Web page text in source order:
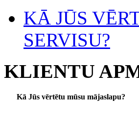
KĀ JŪS
SERVISU?
KLIENTU
Kā Jūs vērtētu mūsu mājaslapu?